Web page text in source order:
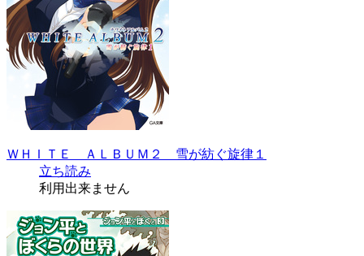
ＷＨＩＴＥ ＡＬＢＵＭ２ 雪が紡ぐ旋律１
立ち読み
利用出来ません